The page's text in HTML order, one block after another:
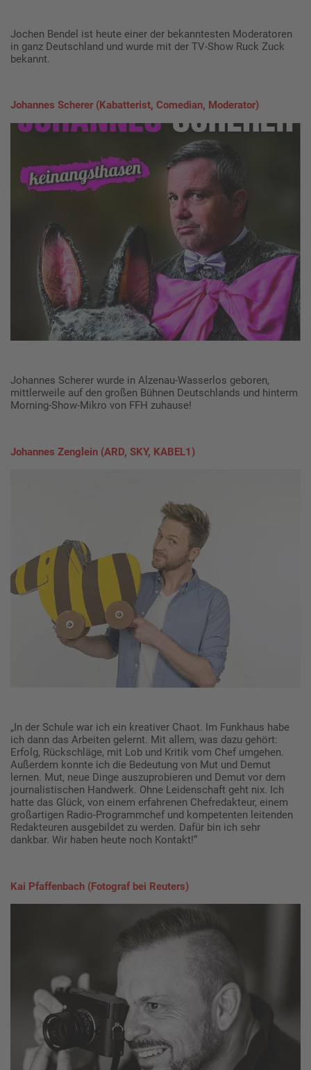
Jochen Bendel ist heute einer der bekanntesten Moderatoren
in ganz Deutschland und wurde mit der TV-Show Ruck Zuck
bekannt.
Johannes Scherer (Kabatterist, Comedian, Moderator)
Johannes Scherer wurde in Alzenau-Wasserlos geboren,
mittlerweile auf den großen Bühnen Deutschlands und hinterm
Morning-Show-Mikro von FFH zuhause!
Johannes Zenglein (ARD, SKY, KABEL1)
„In der Schule war ich ein kreativer Chaot. Im Funkhaus habe
ich dann das Arbeiten gelernt. Mit allem, was dazu gehört:
Erfolg, Rückschläge, mit Lob und Kritik vom Chef umgehen.
Außerdem konnte ich die Bedeutung von Mut und Demut
lernen. Mut, neue Dinge auszuprobieren und Demut vor dem
journalistischen Handwerk. Ohne Leidenschaft geht nix. Ich
hatte das Glück, von einem erfahrenen Chefredakteur, einem
großartigen Radio-Programmchef und kompetenten leitenden
Redakteuren ausgebildet zu werden. Dafür bin ich sehr
dankbar. Wir haben heute noch Kontakt!“
Kai Pfaffenbach (Fotograf bei Reuters)